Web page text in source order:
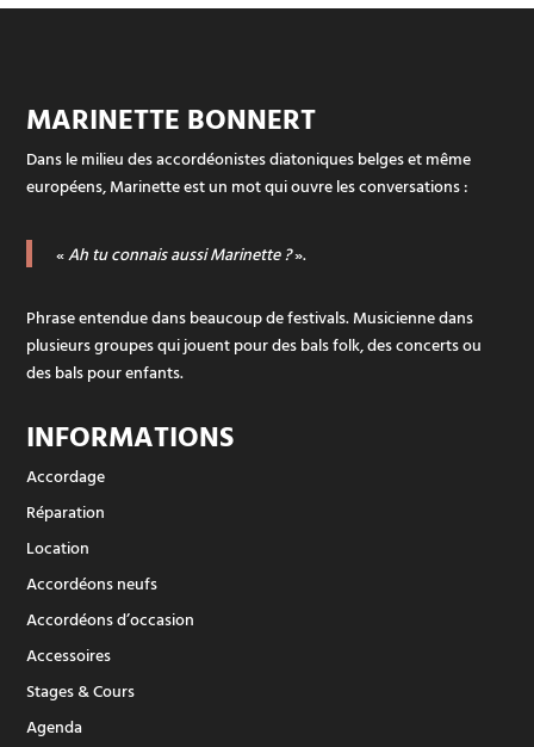
MARINETTE BONNERT
Dans le milieu des accordéonistes diatoniques belges et même
européens, Marinette est un mot qui ouvre les conversations :
«Ah tu connais aussi Marinette ?».
Phrase entendue dans beaucoup de festivals. Musicienne dans
plusieurs groupes qui jouent pour des bals folk, des concerts ou
des bals pour enfants.
INFORMATIONS
Accordage
Réparation
Location
Accordéons neufs
Accordéons d’occasion
Accessoires
Stages & Cours
Agenda